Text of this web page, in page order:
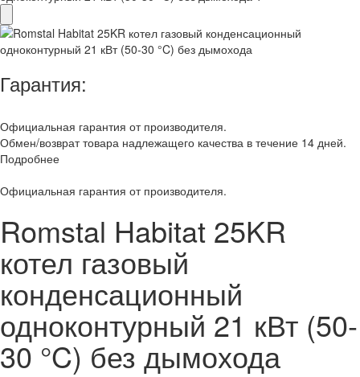
Гарантия:
Официальная гарантия от производителя.
Обмен/возврат товара надлежащего качества в течение 14 дней.
Подробнее
Официальная гарантия от производителя.
Romstal Habitat 25KR
котел газовый
конденсационный
одноконтурный 21 кВт (50-
30 °C) без дымохода